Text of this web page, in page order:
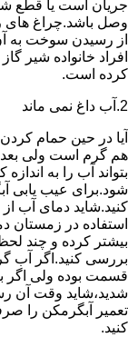
جریان است یا قطع
وصل باشد.چراغ های
از رسیدن سوخت به
افراد خانواده شیر
کرده است.
2.آب داغ نمی ماند
آیا در حین حمام
هم گرم است ولی بعد
بتواند آب را به
شود.برای عیب یابی
کنید.شاید دمای آب
استفاده در زمستان
بیشتر کرده و چند
بررسی کنید.اگر آب
قسمت بوده ولی اگر
شدید،شاید وقت آن
تعمیر آبگرمکن را
کنید.